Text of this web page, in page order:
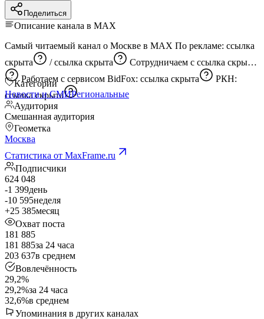
Поделиться
Описание канала в MAX
Самый читаемый канал о Москве в МАХ По рекламе: ссылка
скрыта
/ссылка скрыта Сотрудничаем с ссылка скрыта
Работаем с сервисом BidFox: ссылка скрыта
РКН:
ссылка скрыта
Категории
Новости и СМИРегиональные
Аудитория
Смешанная аудитория
Геометка
Москва
Статистика от MaxFrame.ru
Подписчики
624 048
-1 399день
-10 595неделя
+25 385месяц
Охват поста
181 885
181 885за 24 часа
203 637в среднем
Вовлечённость
29,2%
29,2%за 24 часа
32,6%в среднем
Упоминания в других каналах